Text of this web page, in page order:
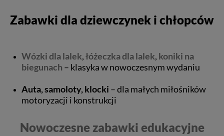
Zabawki dla dziewczynek i chłopców
Wózki dla lalek,łóżeczka dla lalek, koniki na
biegunach – klasyka w nowoczesnym wydaniu
Auta, samoloty, klocki – dla małych miłośników
motoryzacji i konstrukcji
Nowoczesne zabawki edukacyjne